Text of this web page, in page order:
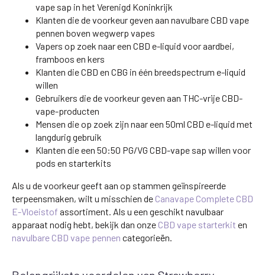
vape sap in het Verenigd Koninkrijk
Klanten die de voorkeur geven aan navulbare CBD vape
pennen boven wegwerp vapes
Vapers op zoek naar een CBD e-liquid voor aardbei,
framboos en kers
Klanten die CBD en CBG in één breedspectrum e-liquid
willen
Gebruikers die de voorkeur geven aan THC-vrije CBD-
vape-producten
Mensen die op zoek zijn naar een 50ml CBD e-liquid met
langdurig gebruik
Klanten die een 50:50 PG/VG CBD-vape sap willen voor
pods en starterkits
Als u de voorkeur geeft aan op stammen geïnspireerde
terpeensmaken, wilt u misschien de Canavape Complete CBD
E-Vloeistof assortiment. Als u een geschikt navulbaar
apparaat nodig hebt, bekijk dan onze CBD vape starterkit en
navulbare CBD vape pennen categorieën.